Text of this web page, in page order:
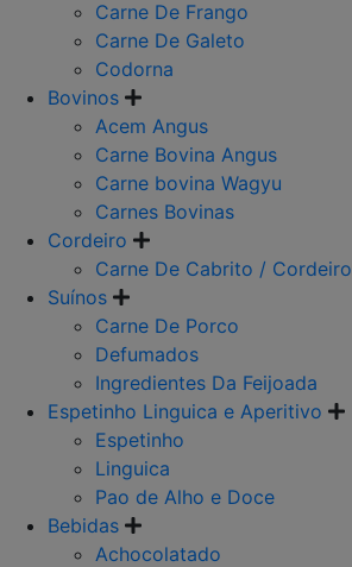
Carne De Frango
Carne De Galeto
Codorna
Bovinos
Acem Angus
Carne Bovina Angus
Carne bovina Wagyu
Carnes Bovinas
Cordeiro
Carne De Cabrito / Cordeiro
Suínos
Carne De Porco
Defumados
Ingredientes Da Feijoada
Espetinho Linguica e Aperitivo
Espetinho
Linguica
Pao de Alho e Doce
Bebidas
Achocolatado